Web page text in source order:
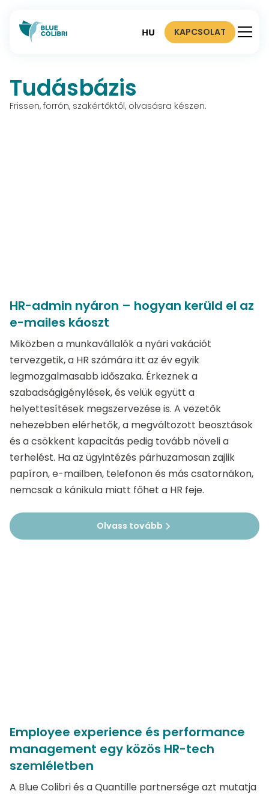
HU KAPCSOLAT
Tudásbázis
Frissen, forrón, szakértőktől, olvasásra készen.
HR-admin nyáron – hogyan kerüld el az
e-mailes káoszt
Miközben a munkavállalók a nyári vakációt
tervezgetik, a HR számára itt az év egyik
legmozgalmasabb időszaka. Érkeznek a
szabadságigénylések, és velük együtt a
helyettesítések megszervezése is. A vezetők
nehezebben elérhetők, a megváltozott beosztások
és a csökkent kapacitás pedig tovább növeli a
terhelést. Ha az ügyintézés párhuzamosan zajlik
papíron, e-mailben, telefonon és más csatornákon,
nemcsak a kánikula miatt főhet a HR feje.
Olvass tovább
Employee experience és performance
management egy közös HR-tech
szemléletben
A Blue Colibri és a Quantille partnersége azt mutatja